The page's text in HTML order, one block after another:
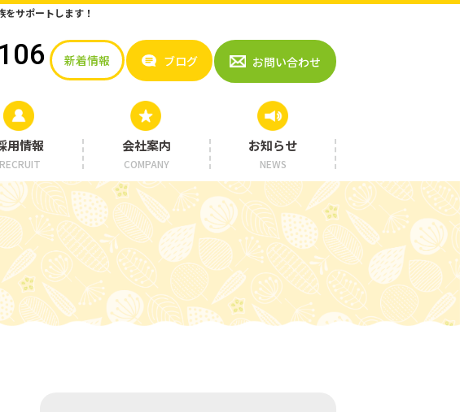
サポートします！
新着情報 ブログ お問い合わせ
用情報
RECRUIT
会社案内
COMPANY
お知らせ
NEWS